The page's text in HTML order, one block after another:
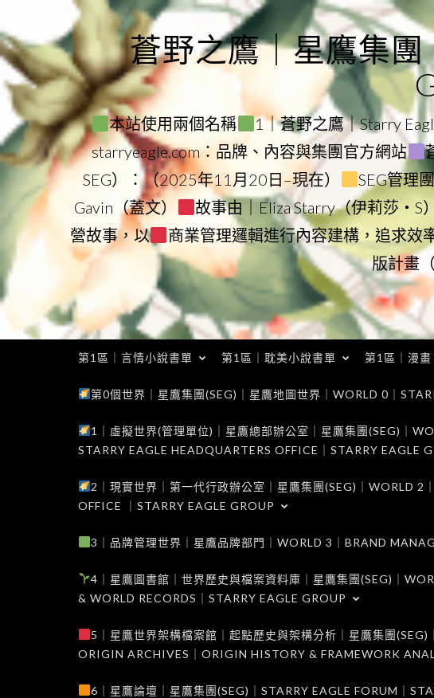
to
content
蒼野之鷹｜星鷹集團
本站使用兩個名稱 1｜蒼野之鷹｜Starry
starryeagle.com：品牌、內容與集團官方網站
SEG）：（2025年11月20日–現在）
SEG管理
Gavin（蓋文）
故事由｜Eliza Starry（伊莉莎・S
營故事，以
商業管理邏輯進行內容建構，追求效
版計畫
第1區｜言情小說書單 第1區｜耽美小說書單 第1區｜漫畫
第0個世界｜星鷹集團(SEG)｜星鷹地圖世界｜WORLD 0｜
1｜虛擬世界(管理單位)｜星鷹總部辦公室｜星鷹集團(SEG)｜
STARRY EAGLE HEADQUARTERS OFFICE｜STARRY EAGLE
2｜現實世界｜第一代行政辦公室｜星鷹集團(SEG)｜WORLD
OFFICE ｜STARRY EAGLE GROUP
3｜品牌管理世界｜星鷹品牌部門｜WORLD 3｜BRAND
4｜星鷹圖書館｜世界歷史與檔案資料庫｜星鷹集團(SEG)｜
& WORLD RECORDS｜STARRY EAGLE GROUP
5｜星鷹世界架構檔案館｜起點歷史與架構分析｜星鷹集團
ORIGIN ARCHIVES｜ORIGIN HISTORY & FRAMEWORK
6｜星鷹論壇｜星鷹集團(SEG)｜STARRY EAGLE FORUM｜